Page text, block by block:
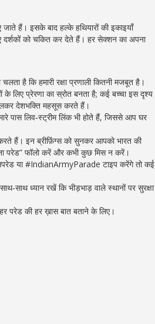
हैं। इसके बाद हल्के हथियारों की इकाइयाँ
दर्शकों को चकित कर देते हैं। हर सेक्शन का अपना
है कि हमारी रक्षा प्रणाली कितनी मजबूत है।
लिए प्रेरणा का स्रोत बनता है; कई बच्चा इस दृश्य
देशभक्ति महसूस करते हैं।
पास लिव‑स्ट्रीम लिंक भी होते हैं, जिससे आप घर
करते हैं। इन ब्रीफ़िंग्स को सुनकर आपको भारत की
परेड” फॉलो करें और कभी कुछ मिस न करें।
या #IndianArmyParade टाइप करेंगे तो कई
ध्यान रखें कि भीड़भाड़ वाले स्थानों पर सुरक्षा
परेड की हर ख़ास बात बताने के लिए।